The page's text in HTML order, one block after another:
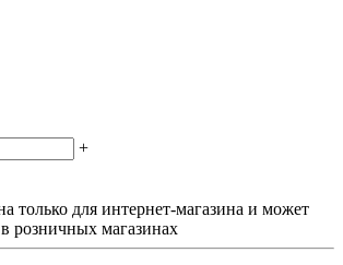
+
только для интернет-магазина и может
розничных магазинах